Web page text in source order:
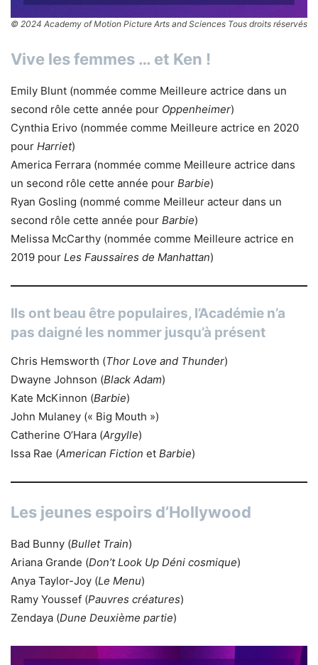
© 2024 Academy of Motion Picture Arts and Sciences Tous droits réservés
Vive les femmes … et Ken !
Emily Blunt (nommée comme Meilleure actrice dans un
second rôle cette année pour Oppenheimer)
Cynthia Erivo (nommée comme Meilleure actrice en 2020
pour Harriet)
America Ferrara (nommée comme Meilleure actrice dans
un second rôle cette année pour Barbie)
Ryan Gosling (nommé comme Meilleur acteur dans un
second rôle cette année pour Barbie)
Melissa McCarthy (nommée comme Meilleure actrice en
2019 pour Les Faussaires de Manhattan)
Ils ont beau être populaires, l’Académie n’a
pas daigné les nommer jusqu’à présent
Chris Hemsworth (Thor Love and Thunder)
Dwayne Johnson (Black Adam)
Kate McKinnon (Barbie)
John Mulaney (« Big Mouth »)
Catherine O’Hara (Argylle)
Issa Rae (American Fiction et Barbie)
Les jeunes espoirs d’Hollywood
Bad Bunny (Bullet Train)
Ariana Grande (Don’t Look Up Déni cosmique)
Anya Taylor-Joy (Le Menu)
Ramy Youssef (Pauvres créatures)
Zendaya (Dune Deuxième partie)